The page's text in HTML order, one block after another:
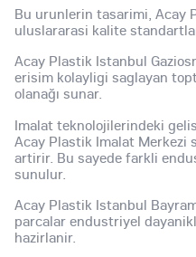
Bu urunlerin tasarimi, Acay
uluslararasi kalite
Acay Plastik Istanbul
erisim kolayligi saglayan
olanağı sunar.
Imalat teknolojilerindeki
Acay Plastik Imalat Merkezi
artirir. Bu sayede farkli
sunulur.
Acay Plastik Istanbul
parcalar endustriyel
hazirlanir.